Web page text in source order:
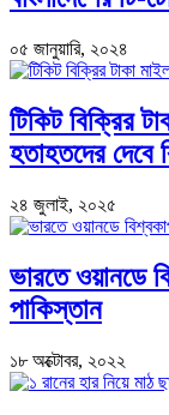
০৫ জানুয়ারি, ২০২৪
টিকিট বিক্রির
হতাহতদের দেবে
২৪ জুলাই, ২০২৫
ভারতে ওয়ানডে
পাকিস্তান
১৮ অক্টোবর, ২০২২